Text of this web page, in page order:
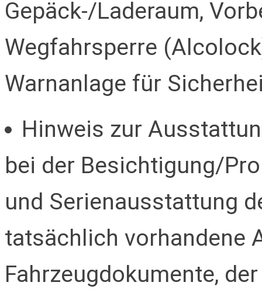
Gepäck-/Laderaum,
Wegfahrsperre
Warnanlage für
Hinweis zur
bei der Besichtigung/
und Serienausstattung
tatsächlich vorhandene
Fahrzeugdokumente,